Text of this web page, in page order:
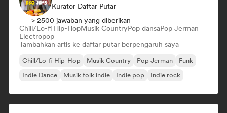
Kurator Daftar Putar
> 2500 jawaban yang diberikan
Chill/Lo-fi Hip-HopMusik CountryPop dansaPop Jerman
Electropop
Tambahkan artis ke daftar putar berpengaruh saya
Chill/Lo-fi Hip-Hop Musik Country Pop Jerman
Funk
Indie Dance
Musik folk indie Indie pop Indie rock